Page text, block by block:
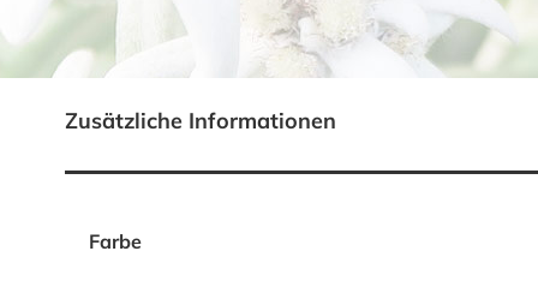
Zusätzliche Informationen
Farbe